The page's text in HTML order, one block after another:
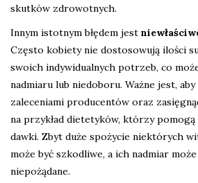
skutków zdrowotnych.
Innym istotnym błędem jest
Często kobiety nie dostosowują ilości
swoich indywidualnych potrzeb, co
nadmiaru lub niedoboru. Ważne jest,
zaleceniami producentów oraz
na przykład dietetyków, którzy pomogą
dawki. Zbyt duże spożycie niektórych
może być szkodliwe, a ich nadmiar
niepożądane.